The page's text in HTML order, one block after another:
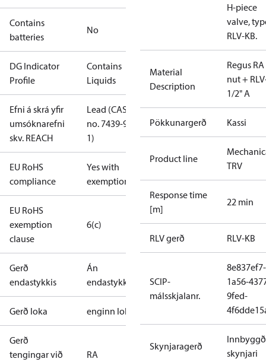
Contains
batteries
No
DG Indicator
Profile
Contains
Liquids
Efni á skrá yfir
umsóknarefni
skv. REACH
Lead (CAS
no. 7439-92-
1)
EU RoHS
compliance
Yes with
exemptions
EU RoHS
exemption
clause
6(c)
Gerð
endastykkis
Án
endastykkis
Gerð loka enginn loki
Gerð
tengingar við
RA
H-piece
valve,
RLV-KB.
Material
Description
Regus RA
nut +
1/2" A
Pökkunargerð Kassi
Product line
TRV
Response time
[m]
22 min
RLV gerð RLV-KB
SCIP-
málsskjalanr.
8e837ef7-
1a56-
9fed-
Skynjaragerð
skynjari